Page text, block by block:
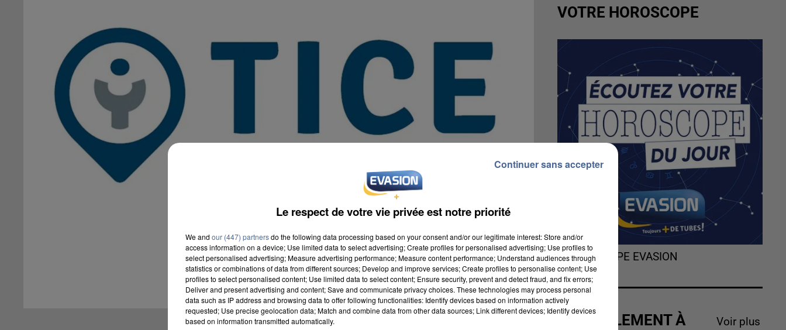
VOTRE HOROSCOPE
L'HOROSCOPE EVASION
ACTUELLEMENT À
Voir plus
Le respect de votre vie privée est notre priorité
We and our (447) partnersdo the following data processing based on your consent and/or our legitimate interest: Store and/or
access information on a device; Use limited data to select advertising; Create profiles for personalised advertising; Use profiles to
select personalised advertising; Measure advertising performance; Measure content performance; Understand audiences through
statistics or combinations of data from different sources; Develop and improve services; Create profiles to personalise content; Use
profiles to select personalised content; Use limited data to select content; Ensure security, prevent and detect fraud, and fix errors;
Deliver and present advertising and content; Save and communicate privacy choices. These technologies may process personal
data such as IP address and browsing data to offer following functionalities: Identify devices based on information actively
requested; Use precise geolocation data; Match and combine data from other data sources; Link different devices; Identify devices
based on information transmitted automatically.
Continuer sans accepter